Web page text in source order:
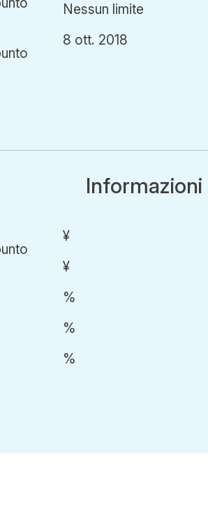
Nessun limite
8 ott. 2018
Informazioni
¥
¥
%
%
%